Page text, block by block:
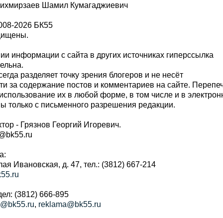
Шамил Кумагаджиевич
2026 БК55
информации с сайта в других источниках гиперссылка
разделяет точку зрения блогеров и не несёт
за содержание постов и комментариев на сайте.
их в любой форме, в том числе и в
с письменного разрешения редакции.
- Грязнов Георгий Игоревич.
Ивановская, д. 47, тел.: (3812) 667-214
(3812) 666-895
, reklama@bk55.ru